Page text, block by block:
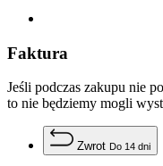
Faktura
Jeśli podczas zakupu nie
to nie będziemy mogli
Zwrot Do 14 dni